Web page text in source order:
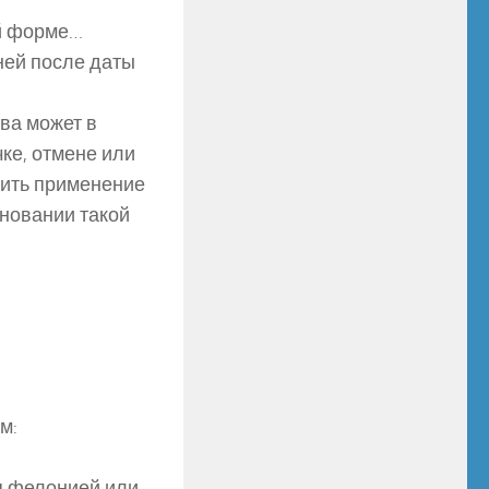
форме…
после даты
может в
отмене или
применение
такой